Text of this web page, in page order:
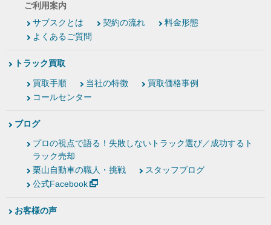
ご利用案内
サブスクとは
契約の流れ
料金形態
よくあるご質問
トラック買取
買取手順 当社の特徴
買取価格事例
コールセンター
ブログ
プロの視点で語る！失敗しないトラック選び／成功するト
ラック売却
栗山自動車の職人・挑戦
スタッフブログ
公式Facebook
お客様の声